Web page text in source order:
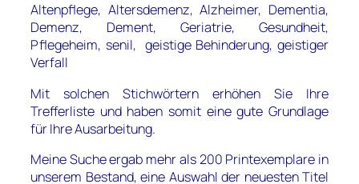
Altenpflege, Altersdemenz, Alzheimer, Dementia,
Demenz, Dement, Geriatrie, Gesundheit,
Pflegeheim, senil, geistige Behinderung, geistiger
Verfall
Mit solchen Stichwörtern erhöhen Sie Ihre
Trefferliste und haben somit eine gute Grundlage
für Ihre Ausarbeitung.
Meine Suche ergab mehr als 200 Printexemplare in
unserem Bestand, eine Auswahl der neuesten Titel